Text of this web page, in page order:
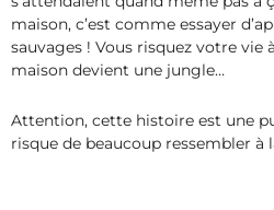
maison, c’est comme essayer
sauvages ! Vous risquez votre
maison devient une jungle…
Attention, cette histoire est une
risque de beaucoup ressembler à